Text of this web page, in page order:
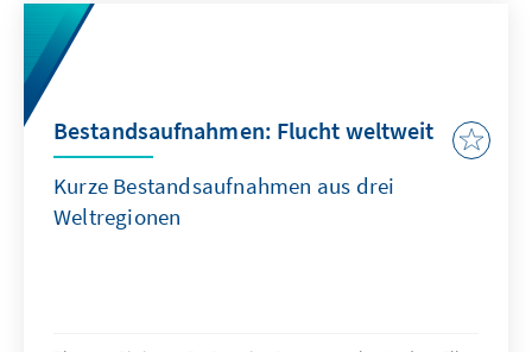
Papier liefert Hintergrundinformationen über
die weltweiten Wahrnehmungen der neuen
politischen Ausrichtung der USA unter
Erklärungsmuster für Trumps Wahlsieg ab
auf.
Bestandsaufnahmen: Flucht weltweit
Kurze Bestandsaufnahmen aus drei
Weltregionen